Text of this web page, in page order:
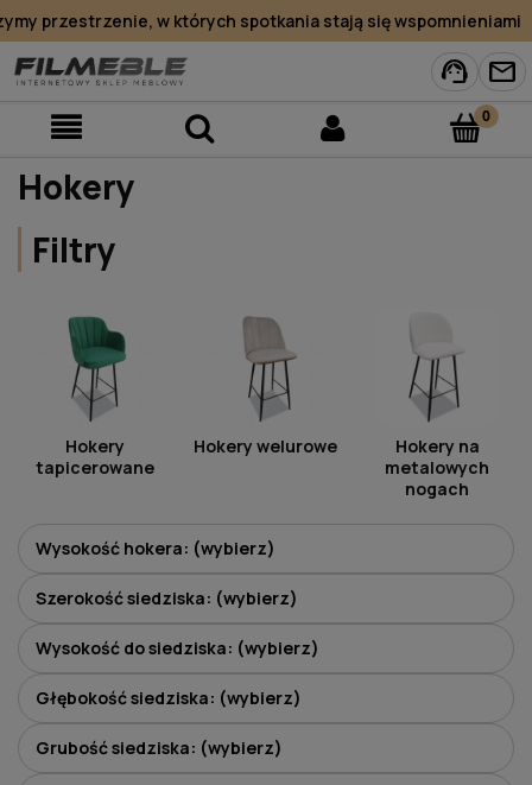
przestrzenie, w których spotkania stają się wspomnieniami
support_agent mail
Hokery
Filtry
Hokery
tapicerowane
Hokery welurowe
Hokery na
metalowych
nogach
Wysokość hokera: (wybierz)
Szerokość siedziska: (wybierz)
Wysokość do siedziska: (wybierz)
Głębokość siedziska: (wybierz)
Grubość siedziska: (wybierz)